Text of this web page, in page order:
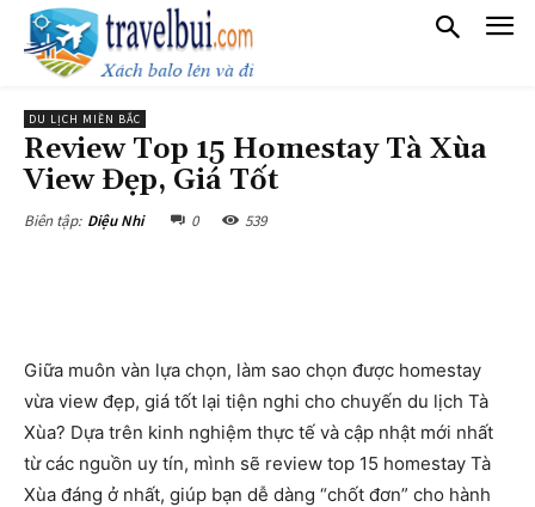
DU LỊCH MIỀN BẮC
Review Top 15 Homestay Tà Xùa
View Đẹp, Giá Tốt
Biên tập: Diệu Nhi 0 539
Giữa muôn vàn lựa chọn, làm sao chọn được homestay
vừa view đẹp, giá tốt lại tiện nghi cho chuyến du lịch Tà
Xùa? Dựa trên kinh nghiệm thực tế và cập nhật mới nhất
từ các nguồn uy tín, mình sẽ review top 15 homestay Tà
Xùa đáng ở nhất, giúp bạn dễ dàng “chốt đơn” cho hành